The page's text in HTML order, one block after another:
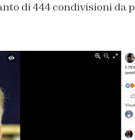
di 444 condivisioni da